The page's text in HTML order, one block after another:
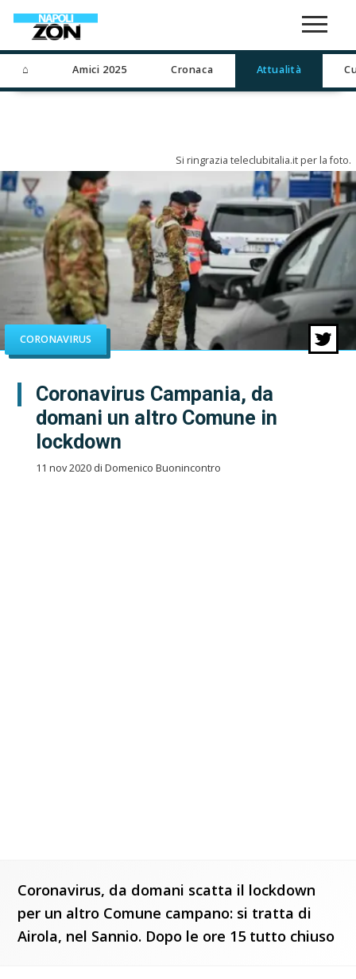
⌂ Amici 2025 Cronaca Attualità
Si ringrazia teleclubitalia.it per la foto.
CORONAVIRUS
Coronavirus Campania, da
domani un altro Comune in
lockdown
11 nov 2020 di Domenico Buonincontro
Coronavirus, da domani scatta il lockdown
per un altro Comune campano: si tratta di
Airola, nel Sannio. Dopo le ore 15 tutto chiuso